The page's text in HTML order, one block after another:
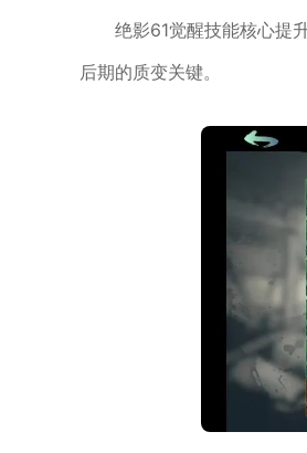
绝影61觉醒技能核心提
后期的质变关键。